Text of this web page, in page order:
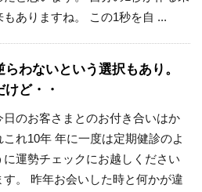
もありますね。 この1秒を自 ...
らわないという選択もあり。
けど・・
日のお客さまとのお付き合いはか
これ10年 年に一度は定期健診のよ
に運勢チェックにお越しください
す。 昨年お会いした時と何かが違